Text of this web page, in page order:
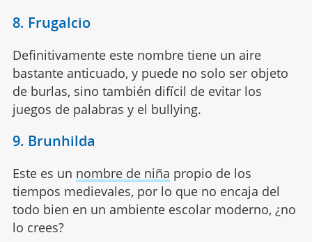
8. Frugalcio
Definitivamente este nombre tiene un aire
bastante anticuado, y puede no solo ser objeto
de burlas, sino también difícil de evitar los
juegos de palabras y el bullying.
9. Brunhilda
Este es un nombre de niña propio de los
tiempos medievales, por lo que no encaja del
todo bien en un ambiente escolar moderno, ¿no
lo crees?